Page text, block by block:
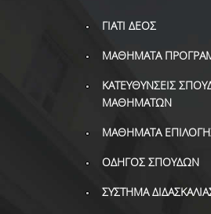
ΓΙΑΤΙ ΔΕΟΣ
ΜΑΘΗΜΑΤΑ
ΚΑΤΕΥΘΥΝΣΕΙΣ
ΜΑΘΗΜΑΤΩΝ
ΜΑΘΗΜΑΤΑ
ΟΔΗΓΟΣ ΣΠΟΥΔΩΝ
ΣΥΣΤΗΜΑ